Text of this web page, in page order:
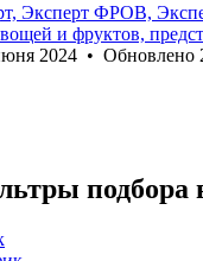
Эксперт ФРОВ,
и фруктов,
2024 • Обновлено
подбора